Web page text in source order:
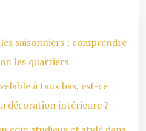
saisonniers : comprendre
les quartiers
à taux bas, est-ce
décoration intérieure ?